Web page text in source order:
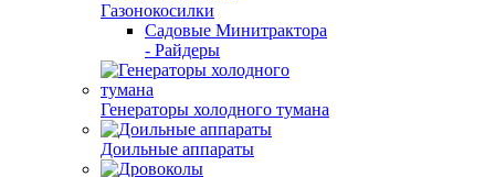
Газонокосилки
Садовые Минитрактора
- Райдеры
Генераторы холодного тумана
Доильные аппараты